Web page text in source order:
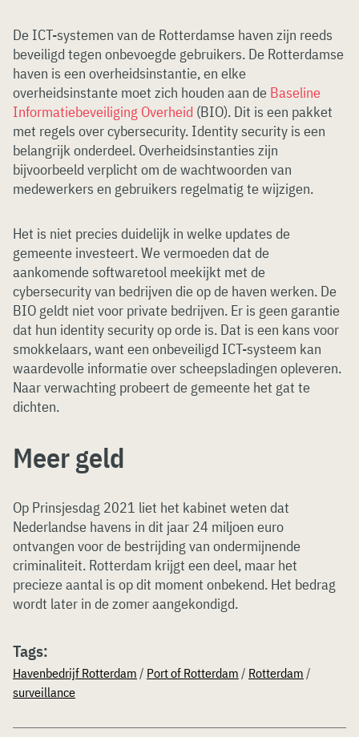
De ICT-systemen van de Rotterdamse haven zijn reeds
beveiligd tegen onbevoegde gebruikers. De Rotterdamse
haven is een overheidsinstantie, en elke
overheidsinstante moet zich houden aan de Baseline
Informatiebeveiliging Overheid (BIO). Dit is een pakket
met regels over cybersecurity. Identity security is een
belangrijk onderdeel. Overheidsinstanties zijn
bijvoorbeeld verplicht om de wachtwoorden van
medewerkers en gebruikers regelmatig te wijzigen.
Het is niet precies duidelijk in welke updates de
gemeente investeert. We vermoeden dat de
aankomende softwaretool meekijkt met de
cybersecurity van bedrijven die op de haven werken. De
BIO geldt niet voor private bedrijven. Er is geen garantie
dat hun identity security op orde is. Dat is een kans voor
smokkelaars, want een onbeveiligd ICT-systeem kan
waardevolle informatie over scheepsladingen opleveren.
Naar verwachting probeert de gemeente het gat te
dichten.
Meer geld
Op Prinsjesdag 2021 liet het kabinet weten dat
Nederlandse havens in dit jaar 24 miljoen euro
ontvangen voor de bestrijding van ondermijnende
criminaliteit. Rotterdam krijgt een deel, maar het
precieze aantal is op dit moment onbekend. Het bedrag
wordt later in de zomer aangekondigd.
Tags:
Havenbedrijf Rotterdam / Port of Rotterdam / Rotterdam /
surveillance